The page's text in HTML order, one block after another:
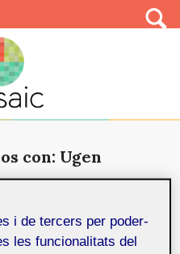
con: Ugen
de 2017
Ugen de Minim,
El usuario aprendera
i de tercers per poder-
les funcionalitats del